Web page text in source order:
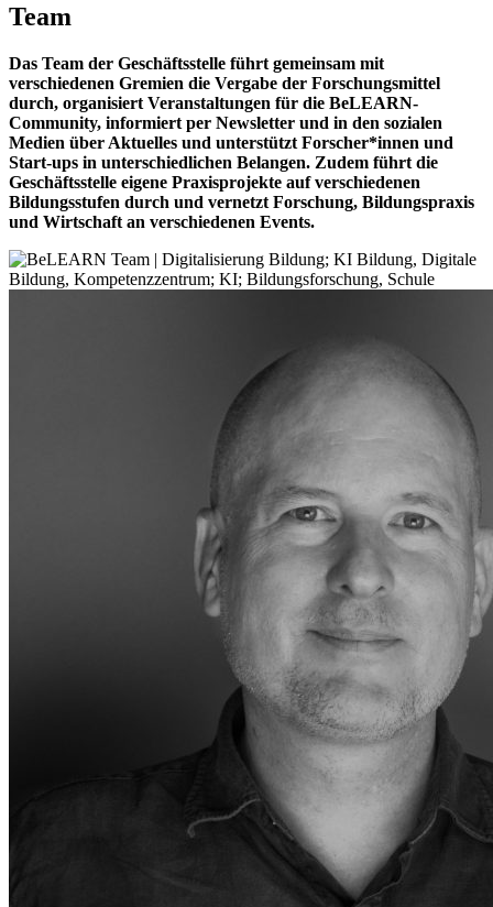
Team
Das Team der Geschäftsstelle führt gemeinsam mit
verschiedenen Gremien die Vergabe der Forschungsmittel
durch, organisiert Veranstaltungen für die BeLEARN-
Community, informiert per Newsletter und in den sozialen
Medien über Aktuelles und unterstützt Forscher*innen und
Start-ups in unterschiedlichen Belangen. Zudem führt die
Geschäftsstelle eigene Praxisprojekte auf verschiedenen
Bildungsstufen durch und vernetzt Forschung, Bildungspraxis
und Wirtschaft an verschiedenen Events.